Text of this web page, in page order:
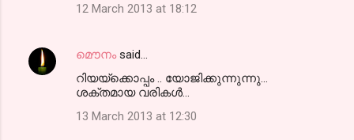
12 March 2013 at 18:12
മൌനംsaid…
റിയയ്ക്കൊപ്പം .. യോജിക്കുന്നുന്നു...
ശക്തമായ വരികൾ...
13 March 2013 at 12:30